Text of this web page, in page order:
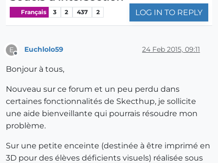
Français 3 2 437 2 LOG IN TO REPLY
E Euchlolo59 24 Feb 2015, 09:11
Bonjour à tous,
Nouveau sur ce forum et un peu perdu dans
certaines fonctionnalités de Skecthup, je sollicite
une aide bienveillante qui pourrais résoudre mon
problème.
Sur une petite enceinte (destinée à être imprimé en
3D pour des élèves déficients visuels) réalisée sous